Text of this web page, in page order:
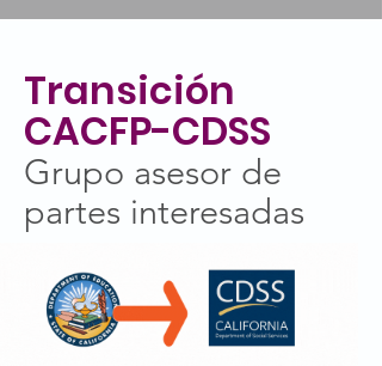
Transición
CACFP-CDSS
Grupo asesor de
partes interesadas